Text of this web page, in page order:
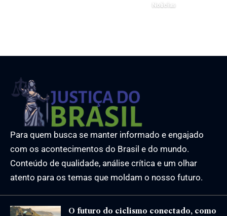
Noticias
Para quem busca se manter informado e engajado
com os acontecimentos do Brasil e do mundo.
Conteúdo de qualidade, análise crítica e um olhar
atento para os temas que moldam o nosso futuro.
O futuro do ciclismo conectado, como